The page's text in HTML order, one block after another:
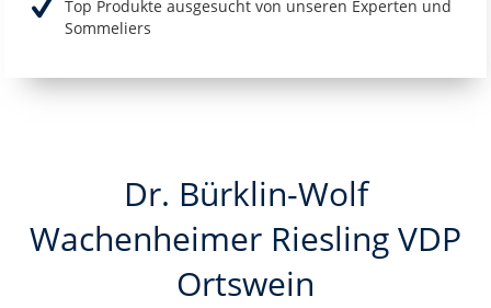
Top Produkte ausgesucht von unseren Experten und
Sommeliers
Dr. Bürklin-Wolf
Wachenheimer Riesling VDP
Ortswein